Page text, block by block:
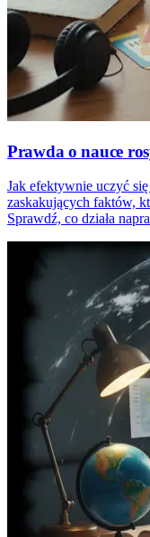
Prawda o nauce
Jak efektywnie uczyć
zaskakujących faktów,
Sprawdź, co działa